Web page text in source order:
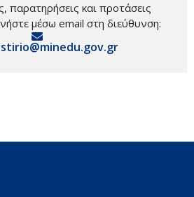
παρατηρήσεις και προτάσεις
μέσω email στη διεύθυνση: